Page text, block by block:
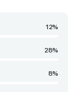
12%
28%
8%